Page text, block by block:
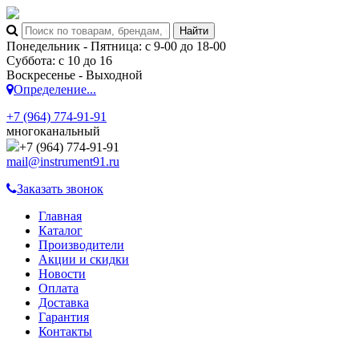
Понедельник - Пятница: с 9-00 до 18-00
Суббота: с 10 до 16
Воскресенье - Выходной
Определение...
+7 (964) 774-91-91
многоканальный
+7 (964) 774-91-91
mail@instrument91.ru
Заказать звонок
Главная
Каталог
Производители
Акции и скидки
Новости
Оплата
Доставка
Гарантия
Контакты